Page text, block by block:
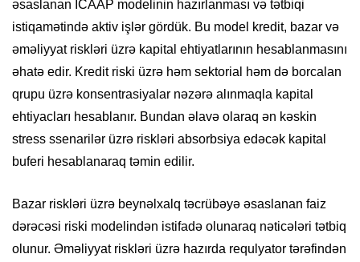
əsaslanan İCAAP modelinin hazırlanması və tətbiqi
istiqamətində aktiv işlər gördük. Bu model kredit, bazar və
əməliyyat riskləri üzrə kapital ehtiyatlarının hesablanmasını
əhatə edir. Kredit riski üzrə həm sektorial həm də borcalan
qrupu üzrə konsentrasiyalar nəzərə alınmaqla kapital
ehtiyacları hesablanır. Bundan əlavə olaraq ən kəskin
stress ssenarilər üzrə riskləri absorbsiya edəcək kapital
buferi hesablanaraq təmin edilir.
Bazar riskləri üzrə beynəlxalq təcrübəyə əsaslanan faiz
dərəcəsi riski modelindən istifadə olunaraq nəticələri tətbiq
olunur. Əməliyyat riskləri üzrə hazırda requlyator tərəfindən